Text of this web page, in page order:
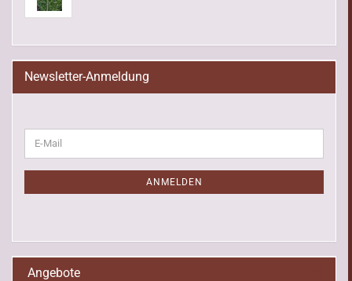
Newsletter-Anmeldung
ZUR
NEWSLETTER-
E-
Mail
ANMELDEN
Angebote